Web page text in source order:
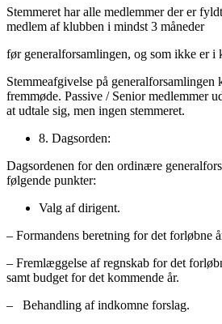
Stemmeret har alle medlemmer der er
medlem af klubben i mindst 3 måneder
før generalforsamlingen, og som ikke er i
Stemmeafgivelse på generalforsamlingen
fremmøde. Passive / Senior medlemmer
at udtale sig, men ingen stemmeret.
8. Dagsorden:
Dagsordenen for den ordinære
følgende punkter:
Valg af dirigent.
– Formandens beretning for det forløbne
– Fremlæggelse af regnskab for det
samt budget for det kommende år.
– Behandling af indkomne forslag.